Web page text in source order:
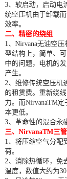
3、软启动，启动电
统空压机由于卸载
效率。
二、精密的绕组
1、Nirvana无油空
型结构上，简单、
中的问题，电机的
产生。
2、维修传统空压机
的租赁费。重新绕
力。而NirvanaTM
本更低。
3、革命性的混合永
三、NirvanaTM三
1、将压缩空气分配
荷。
2、消除热循环，免
温度，数值大约为